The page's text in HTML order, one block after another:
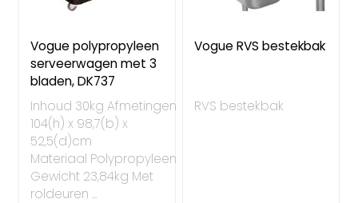
Vogue polypropyleen
serveerwagen met 3
bladen, DK737
Inhoud 30kg Afmetingen
104(h) x 98,7(b) x
52,5(d)cm
Materiaal Polypropyleen
Gewicht 23,84kg Met
roldeuren ...
Vogue RVS bestekbak
RVS bestekbak